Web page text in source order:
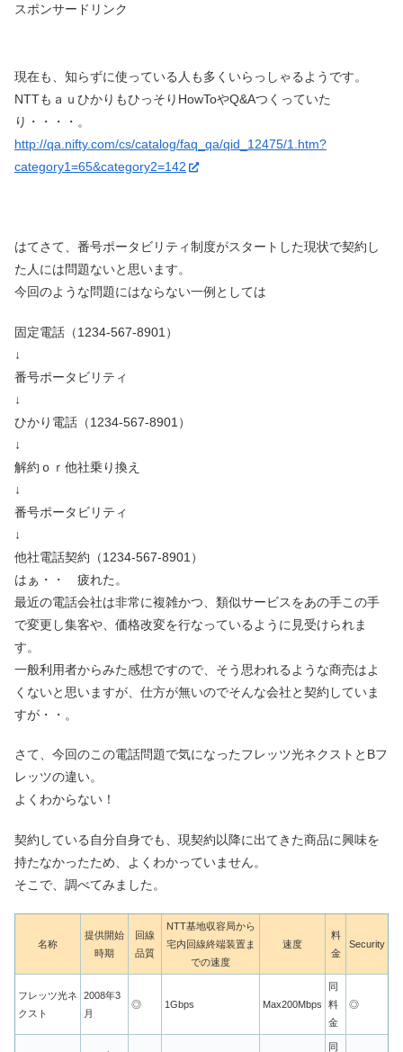
スポンサードリンク
現在も、知らずに使っている人も多くいらっしゃるようです。
NTTもａｕひかりもひっそりHowToやQ&Aつくっていた
り・・・・。
http://qa.nifty.com/cs/catalog/faq_qa/qid_12475/1.htm?
category1=65&category2=142
はてさて、番号ポータビリティ制度がスタートした現状で契約し
た人には問題ないと思います。
今回のような問題にはならない一例としては
固定電話（1234-567-8901）
↓
番号ポータビリティ
↓
ひかり電話（1234-567-8901）
↓
解約ｏｒ他社乗り換え
↓
番号ポータビリティ
↓
他社電話契約（1234-567-8901）
はぁ・・ 疲れた。
最近の電話会社は非常に複雑かつ、類似サービスをあの手この手
で変更し集客や、価格改変を行なっているように見受けられま
す。
一般利用者からみた感想ですので、そう思われるような商売はよ
くないと思いますが、仕方が無いのでそんな会社と契約していま
すが・・。
さて、今回のこの電話問題で気になったフレッツ光ネクストとBフ
レッツの違い。
よくわからない！
契約している自分自身でも、現契約以降に出てきた商品に興味を
持たなかったため、よくわかっていません。
そこで、調べてみました。
名称
提供開始
時期
回線
品質
NTT基地収容局から
宅内回線終端装置ま
での速度
速度
料
金
Security
フレッツ光ネ
クスト
2008年3
月
◎ 1Gbps Max200Mbps
同
料
金
◎
同